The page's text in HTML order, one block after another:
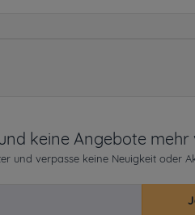
keine Angebote mehr
und verpasse keine Neuigkeit oder